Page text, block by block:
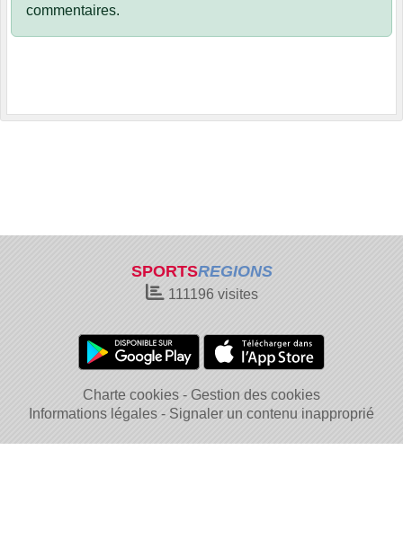
commentaires.
SPORTSREGIONS
111196 visites
Charte cookies
Gestion des cookies
Informations légales
Signaler un contenu inapproprié